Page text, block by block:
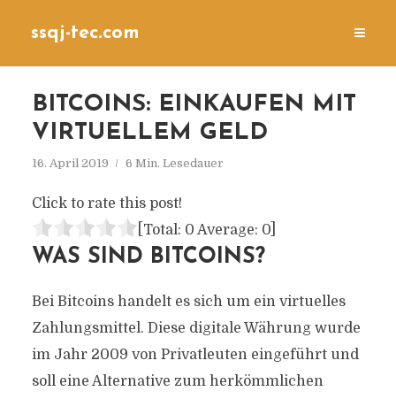
ssqj-tec.com
BITCOINS: EINKAUFEN MIT
VIRTUELLEM GELD
16. April 2019 6 Min. Lesedauer
Click to rate this post!
[Total: 0 Average: 0]
WAS SIND BITCOINS?
Bei Bitcoins handelt es sich um ein virtuelles
Zahlungsmittel. Diese digitale Währung wurde
im Jahr 2009 von Privatleuten eingeführt und
soll eine Alternative zum herkömmlichen